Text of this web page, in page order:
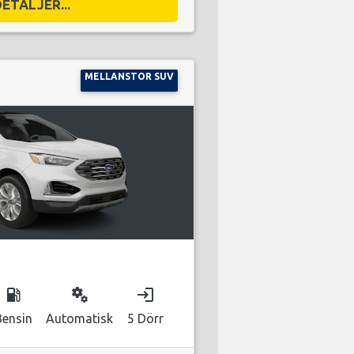
MELLANSTOR SUV
local_gas_station miscellaneous_services
Automatisk
login
5 Dörr